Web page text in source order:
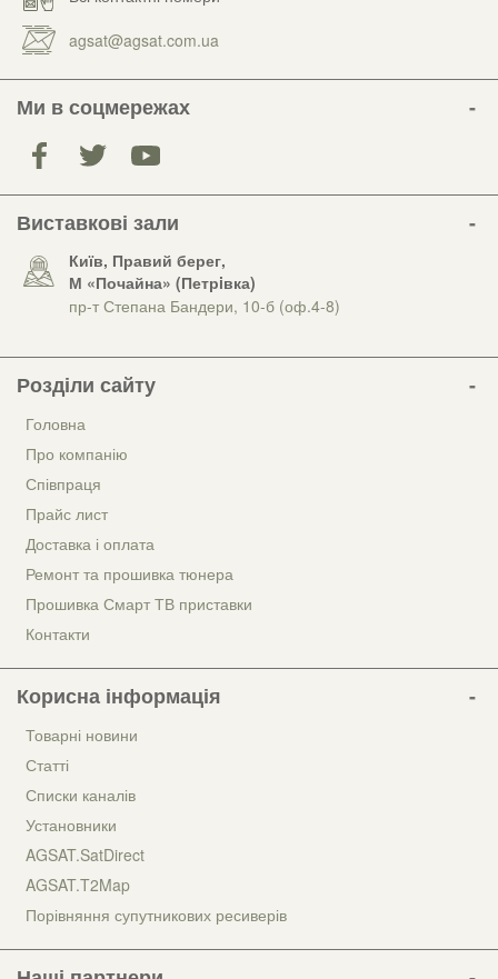
agsat@agsat.com.ua
Ми в соцмережах
Виставкові зали
Київ, Правий берег,
М «Почайна» (Петрiвка)
пр-т Степана Бандери, 10-б (оф.4-8)
Розділи сайту
Головна
Про компанію
Співпраця
Прайс лист
Доставка і оплата
Ремонт та прошивка тюнера
Прошивка Смарт ТВ приставки
Контакти
Корисна інформація
Товарні новини
Статті
Списки каналів
Установники
AGSAT.SatDirect
AGSAT.T2Map
Порівняння супутникових ресиверів